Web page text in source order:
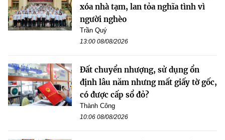
xóa nhà tạm, lan tỏa nghĩa tình vì
người nghèo
Trần Quý
13:00 08/08/2026
Đất chuyển nhượng, sử dụng ổn
định lâu năm nhưng mất giấy tờ gốc,
có được cấp sổ đỏ?
Thành Công
10:06 08/08/2026